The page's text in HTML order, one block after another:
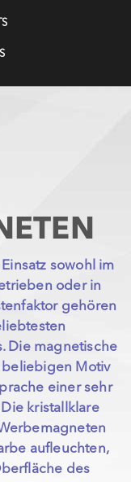
sowohl im
oder in
gehören
Die magnetische
beliebigen Motiv
einer sehr
kristallklare
aufleuchten,
des